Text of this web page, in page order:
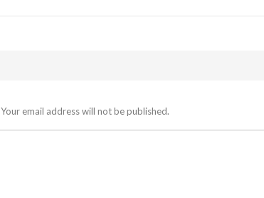
Your email address will not be published.